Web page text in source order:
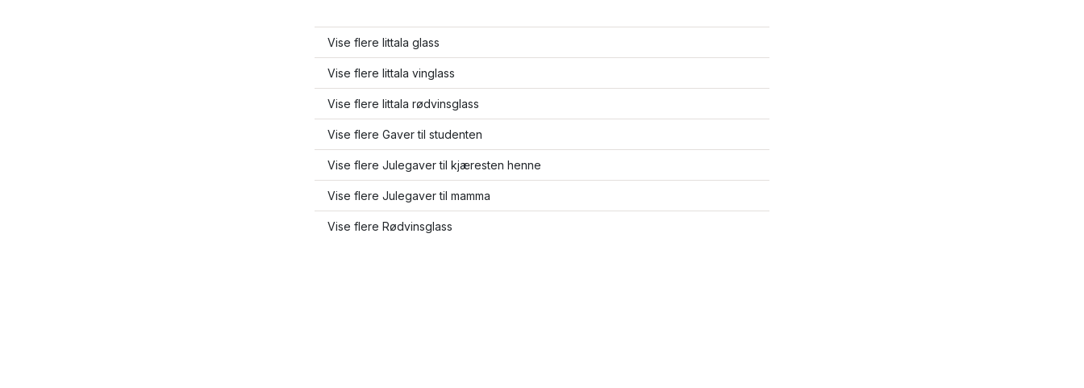
Vise flere Iittala glass
Vise flere Iittala vinglass
Vise flere Iittala rødvinsglass
Vise flere Gaver til studenten
Vise flere Julegaver til kjæresten henne
Vise flere Julegaver til mamma
Vise flere Rødvinsglass